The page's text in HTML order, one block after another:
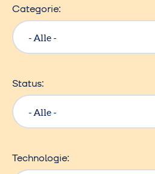
Categorie
Status
Technologie